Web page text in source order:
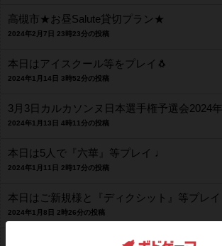
高槻市★お昼Salute貸切プラン★
2024年2月7日 23時23分の投稿
本日はアイスクール等をプレイ🐧
2024年1月14日 3時52分の投稿
3月3日カルカソンヌ日本選手権予選会2024年
2024年1月13日 4時11分の投稿
本日は5人で『六華』等プレイ ♩
2024年1月11日 2時17分の投稿
本日はご新規様と『ディクシット』等プレイ
2024年1月8日 2時26分の投稿
本日はご新規様と『KLASK』等プレイ